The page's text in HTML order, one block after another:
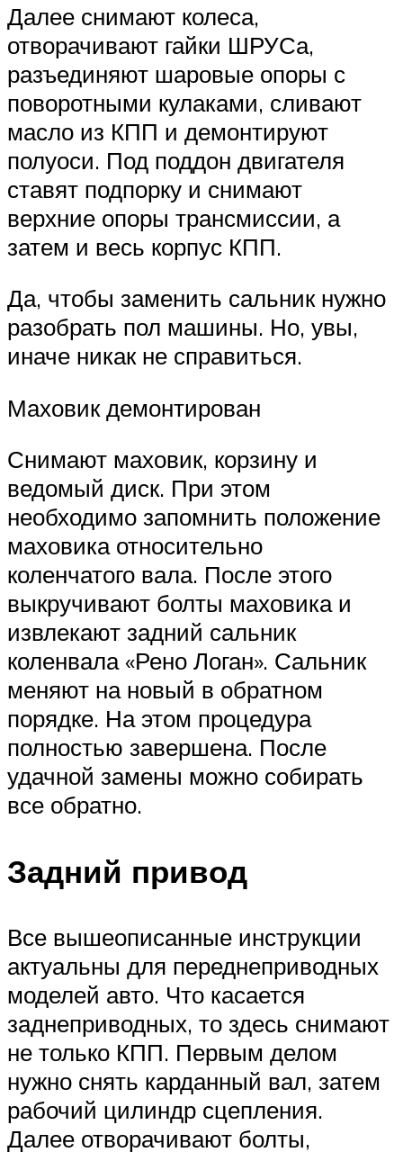
Далее снимают колеса,
отворачивают гайки ШРУСа,
разъединяют шаровые опоры с
поворотными кулаками, сливают
масло из КПП и демонтируют
полуоси. Под поддон двигателя
ставят подпорку и снимают
верхние опоры трансмиссии, а
затем и весь корпус КПП.
Да, чтобы заменить сальник нужно
разобрать пол машины. Но, увы,
иначе никак не справиться.
Маховик демонтирован
Снимают маховик, корзину и
ведомый диск. При этом
необходимо запомнить положение
маховика относительно
коленчатого вала. После этого
выкручивают болты маховика и
извлекают задний сальник
коленвала «Рено Логан». Сальник
меняют на новый в обратном
порядке. На этом процедура
полностью завершена. После
удачной замены можно собирать
все обратно.
Задний привод
Все вышеописанные инструкции
актуальны для переднеприводных
моделей авто. Что касается
заднеприводных, то здесь снимают
не только КПП. Первым делом
нужно снять карданный вал, затем
рабочий цилиндр сцепления.
Далее отворачивают болты,